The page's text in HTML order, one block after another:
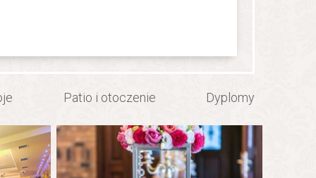
Patio i otoczenie Dyplomy